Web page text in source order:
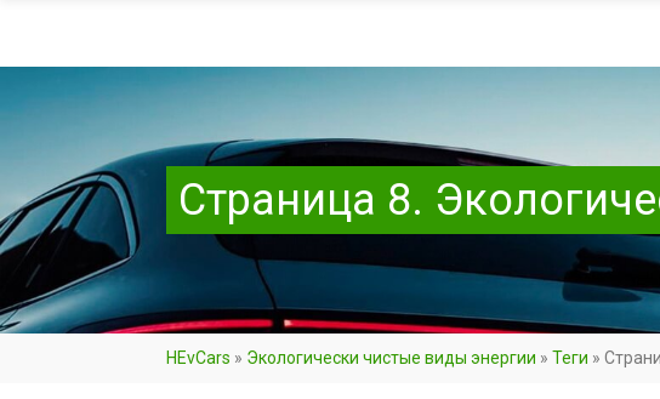
Страница 8.
HEvCars » Экологически чистые виды энергии » Теги »